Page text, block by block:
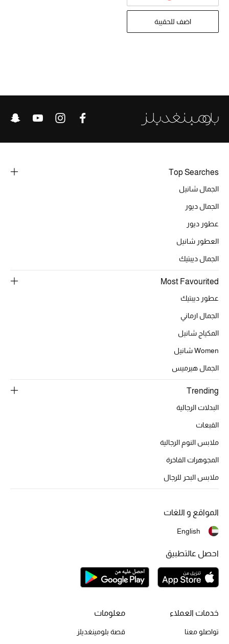
تشكيلة الأعراس
جميع الأحذية النسائية
جميع الإكسسورات النسائية
تسوقوا للنساء
الموسم الجديد
الحقائب النسائية
حقائب رجالية
حقائب الأطفال
أبرز الحقائب
الموسم الجديد
تشكيلة الأحذية
الأحذية الرجالية
أحذية للأطفال
اضف للحقيبة
Top Searches
الجمال شانيل
الجمال ديور
عطور ديور
العطور شانيل
الجمال ديبتيك
Most Favourited
عطور ديبتيك
الجمال ارماني
المكياج شانيل
Women شانيل
الجمال هيرميس
Trending
البدلات الرجالية
القبعات
ملابس النوم الرجالية
المجوهرات الفاخرة
ملابس البحر للرجال
خدمات العملاء
تواصلو معنا
معلومات
قصة بلومينغديلز
المواقع و اللغات
English
احصل عالتطبيق